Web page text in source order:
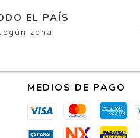
EL PAÍS
zona
MEDIOS DE PAGO